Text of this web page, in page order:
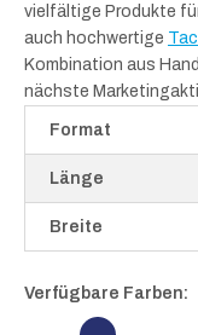
vielfältige Produkte
auch hochwertige
Kombination aus
nächste
Format
Länge
Breite
Verfügbare Farben: